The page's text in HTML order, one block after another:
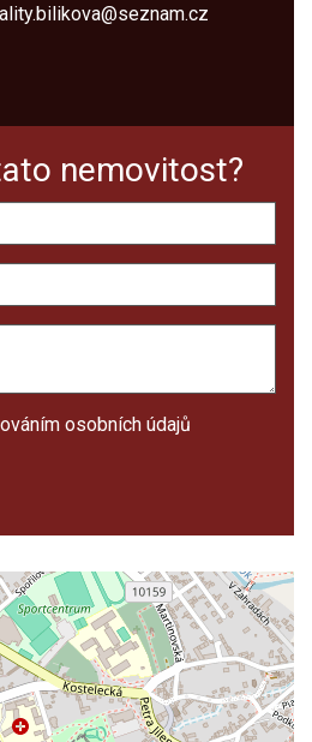
nemovitost?
osobních údajů